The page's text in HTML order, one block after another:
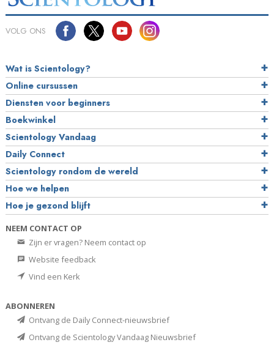
VOLG ONS
Wat is Scientology?
Online cursussen
Diensten voor beginners
Boekwinkel
Scientology Vandaag
Daily Connect
Scientology rondom de wereld
Hoe we helpen
Hoe je gezond blijft
NEEM CONTACT OP
Zijn er vragen? Neem contact op
Website feedback
Vind een Kerk
ABONNEREN
Ontvang de Daily Connect-nieuwsbrief
Ontvang de Scientology Vandaag Nieuwsbrief